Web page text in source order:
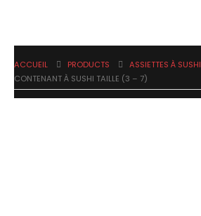
ACCUEIL PRODUCTS
ASSIETTES À SUSHI
CONTENANT À SUSHI TAILLE (3 – 7)